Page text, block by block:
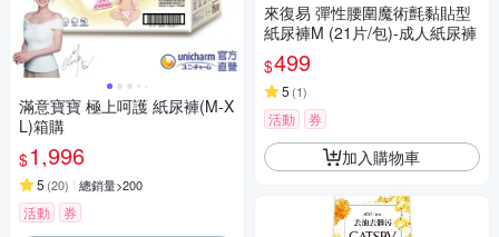
滿意寶寶 極上呵護 紙尿褲(M-X
L)箱購
$1,996
5 (20) 總銷量>200
活動 券
來復易 彈性腰圍魔術氈黏貼型
紙尿褲M (21片/包)-成人紙尿褲
$499
5 (1)
活動 券
加入購物車